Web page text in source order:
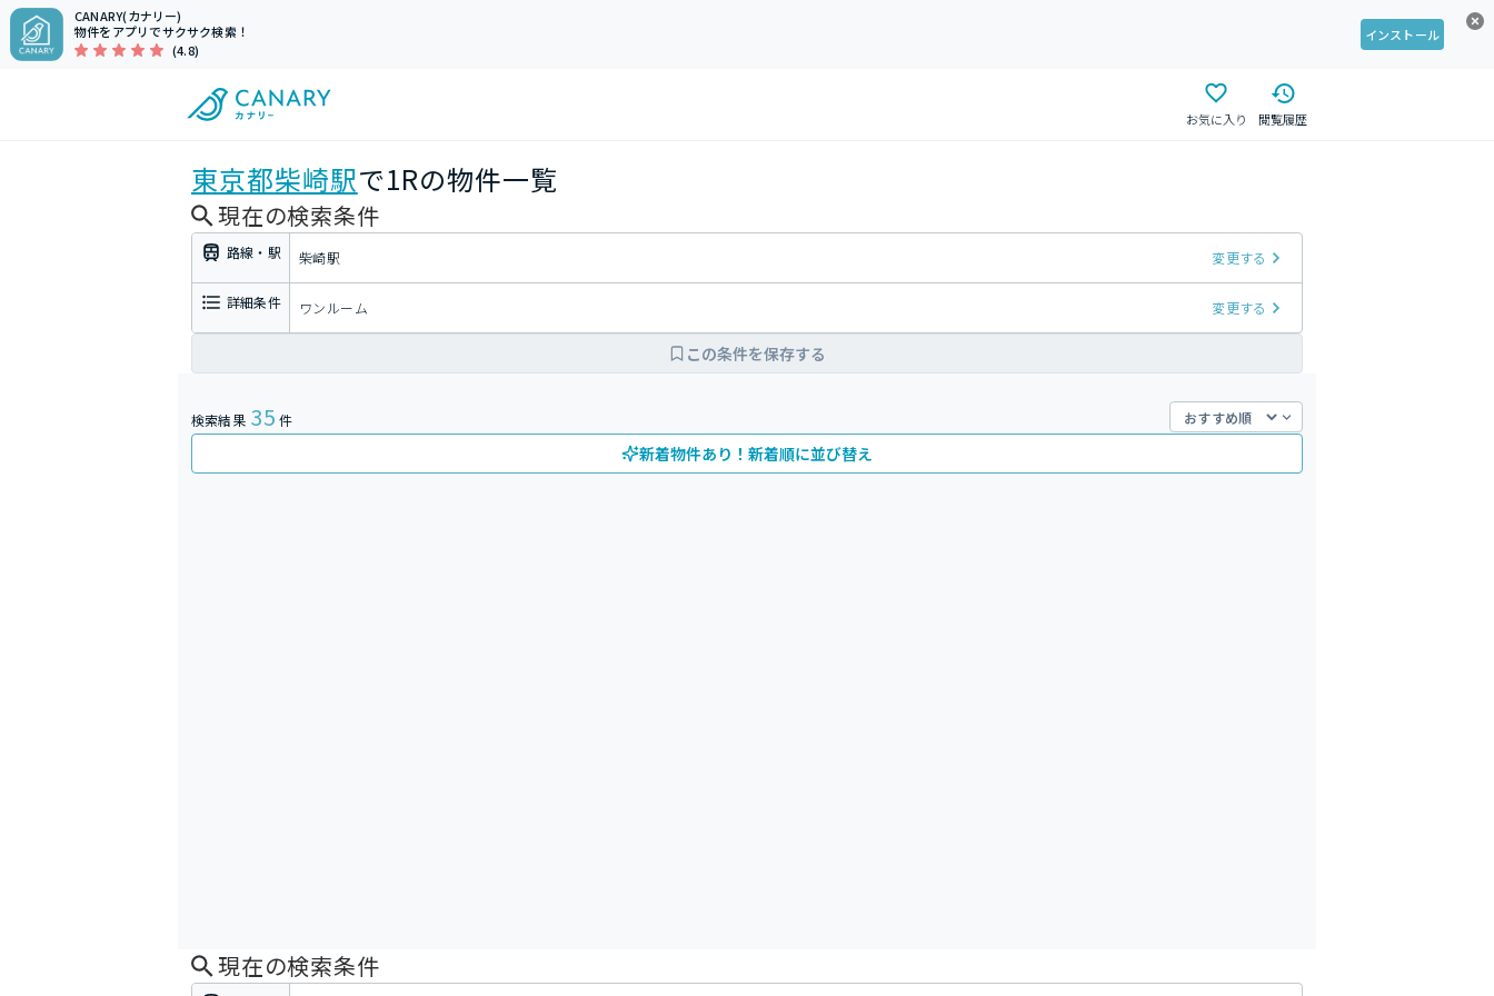
CANARY(カナリー)
物件をアプリでサクサク検索！
(4.8)
インストール
お気に入り 閲覧履歴
東京都柴崎駅で1Rの物件一覧
現在の検索条件
路線・駅 柴崎駅 変更する
詳細条件 ワンルーム 変更する
この条件を保存する
検索結果 35 件
新着物件あり！新着順に並び替え
現在の検索条件